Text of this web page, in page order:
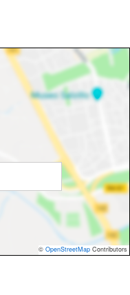
© OpenStreetMap Contributors